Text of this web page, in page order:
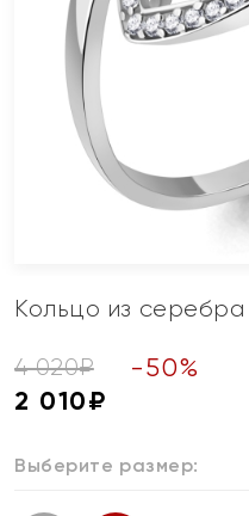
Кольцо из
4 020₽ -50%
2 010₽
Выберите размер: